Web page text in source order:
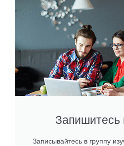
Запишитесь
Записывайтесь в группу